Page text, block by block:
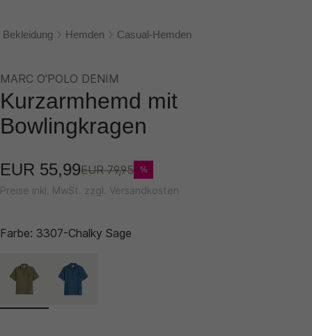
Bekleidung Hemden Casual-Hemden
MARC O'POLO DENIM
Kurzarmhemd mit
Bowlingkragen
EUR 55,99EUR 79,95 %
Preise inkl. MwSt. zzgl. Versandkosten
Farbe: 3307-Chalky Sage